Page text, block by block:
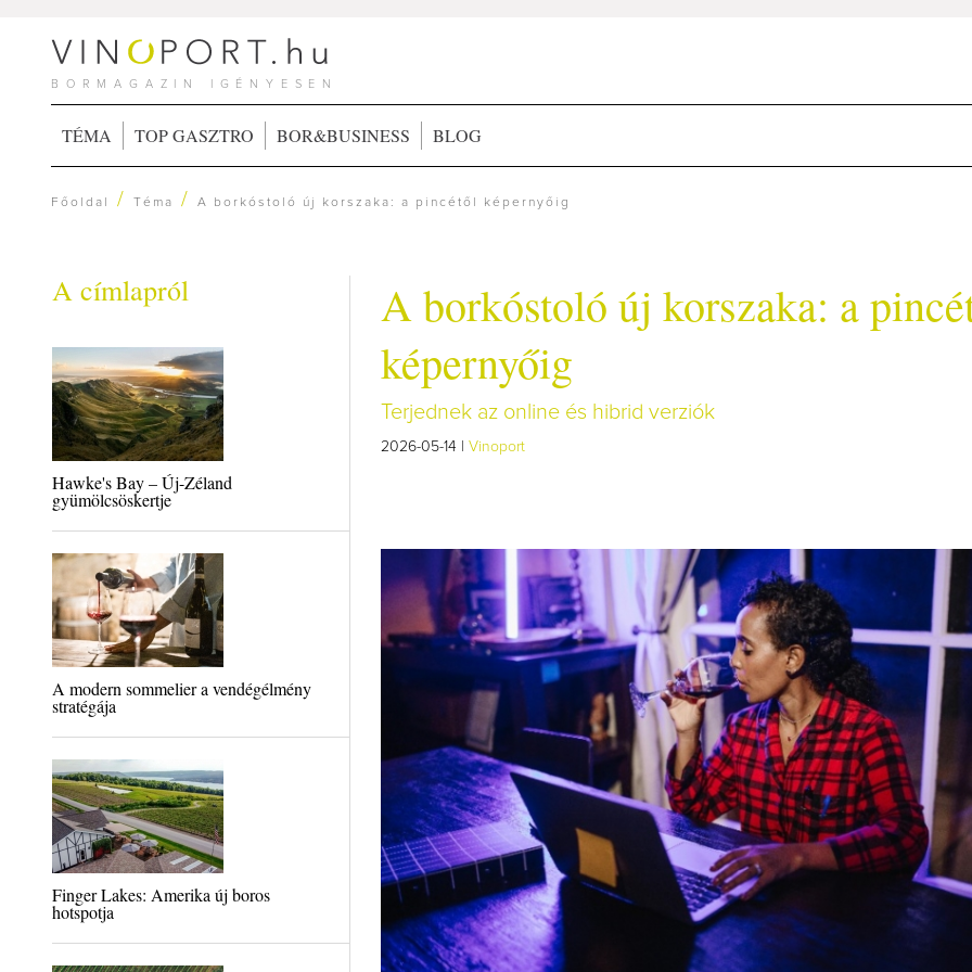
BORMAGAZIN IGÉNYESEN
TÉMA TOP GASZTRO BOR&BUSINESS BLOG
Főoldal /Téma /A borkóstoló új korszaka: a pincétől képernyőig
A címlapról
Hawke's Bay – Új-Zéland
gyümölcsöskertje
A modern sommelier a vendégélmény
stratégája
Finger Lakes: Amerika új boros
hotspotja
A borkóstoló új korszaka: a
képernyőig
Terjednek az online és hibrid verziók
2026-05-14 | Vinoport
Így lesz valaki egy
borász #26 -
poszt
Az extra ráadás
pillanatokat